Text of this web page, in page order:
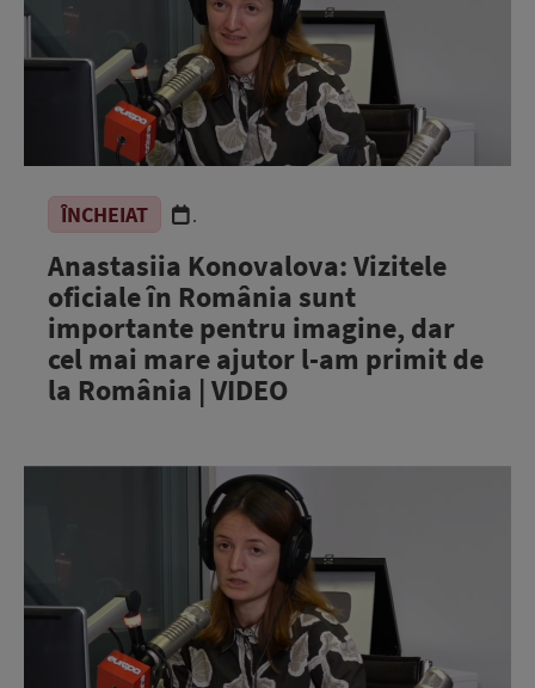
ÎNCHEIAT .
Anastasiia Konovalova: Vizitele
oficiale în România sunt
importante pentru imagine, dar
cel mai mare ajutor l-am primit de
la România | VIDEO